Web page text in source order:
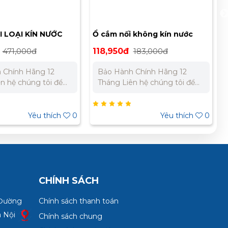
LOẠI KÍN NƯỚC
471,000đ
Chính Hãng 12
hệ chúng tôi để
: 0989 310 979
269 Miền Nam:
– 0945 332 980
Yêu thích 0
Ổ cắm nối không kín nước
PCE F215-6
118,950đ 183,000đ
Bảo Hành Chính Hãng 12
Tháng Liên hệ chúng tôi để
án. Miền Bắc : 0989 310 979
– 0973 106 269 Miền Nam:
0902 303 733 – 0945 332 980
Yêu thích 0
Nội
CHÍNH SÁCH
Chính sách thanh toán
Chính sách chung